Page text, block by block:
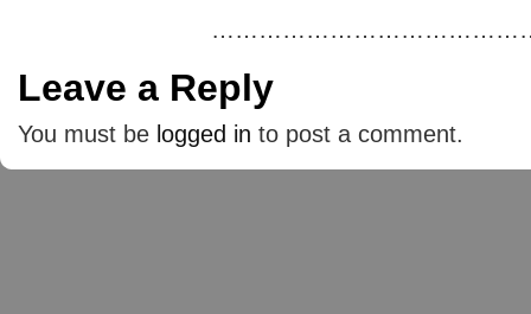
Leave a Reply
You must be logged in to post a comment.